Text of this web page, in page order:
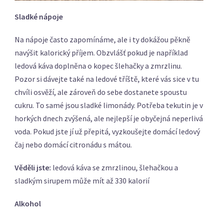
Sladké nápoje
Na nápoje často zapomínáme, ale i ty dokážou pěkně
navýšit kalorický příjem. Obzvlášť pokud je například
ledová káva doplněna o kopec šlehačky a zmrzlinu.
Pozor si dávejte také na ledové tříště, které vás sice v tu
chvíli osvěží, ale zároveň do sebe dostanete spoustu
cukru. To samé jsou sladké limonády. Potřeba tekutin je v
horkých dnech zvýšená, ale nejlepší je obyčejná neperlivá
voda. Pokud jste jí už přepitá, vyzkoušejte domácí ledový
čaj nebo domácí citronádu s mátou.
Věděli jste: ledová káva se zmrzlinou, šlehačkou a
sladkým sirupem může mít až 330 kalorií
Alkohol